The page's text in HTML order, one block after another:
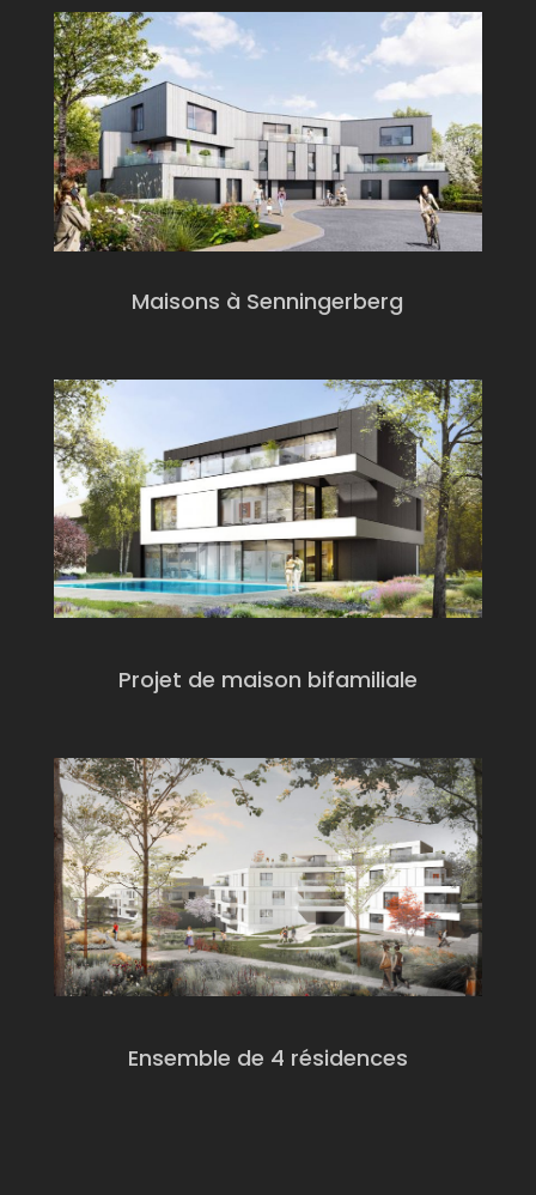
Maisons à Senningerberg
Projet de maison bifamiliale
Ensemble de 4 résidences